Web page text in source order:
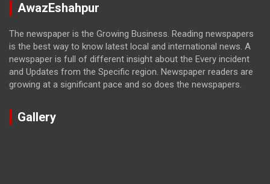
AwazEshahpur
The newspaper is the Growing Business. Reading newspapers
is the best way to know latest local and international news. A
newspaper is full of different insight about the Every incident
and Updates from the Specific region. Newspaper readers are
growing at a significant pace and so does the newspapers.
Gallery